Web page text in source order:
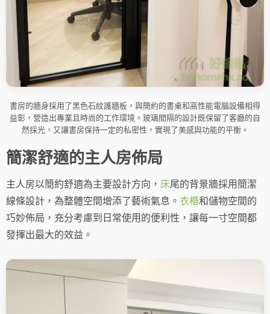
書房的牆身採用了黑色石紋護牆板，與簡約的書桌和高性能電腦設備相得
益彰，營造出專業且時尚的工作環境。玻璃間隔的設計既保留了客廳的自
然採光，又讓書房保持一定的私密性，實現了美感與功能的平衡。
簡潔舒適的主人房佈局
主人房以簡約舒適為主要設計方向， 床尾的背景牆採用簡潔
線條設計，為整體空間增添了藝術氣息。 衣櫃和儲物空間的
巧妙佈局，充分考慮到日常使用的便利性，讓每一寸空間都
發揮出最大的效益。